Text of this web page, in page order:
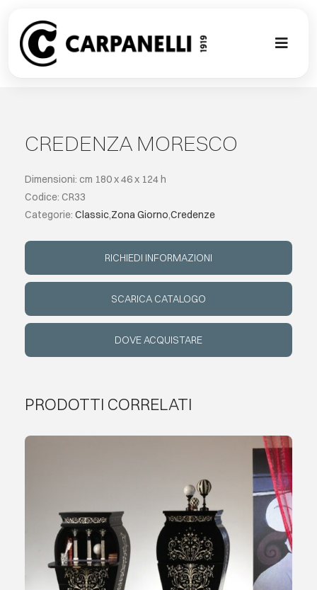
content
Toggle
SU MISURA
EVENTI
LINGUA
CREDENZA MORESCO
Dimensioni: cm 180 x 46 x 124 h
Codice: CR33
Categorie: Classic,Zona Giorno,Credenze
RICHIEDI INFORMAZIONI
SCARICA CATALOGO
DOVE ACQUISTARE
PRODOTTI CORRELATI